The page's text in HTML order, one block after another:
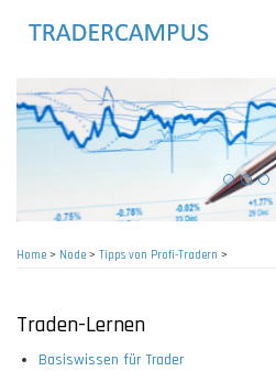
Home> Node> Tipps von Profi-Tradern >
Traden-Lernen
Basiswissen für Trader